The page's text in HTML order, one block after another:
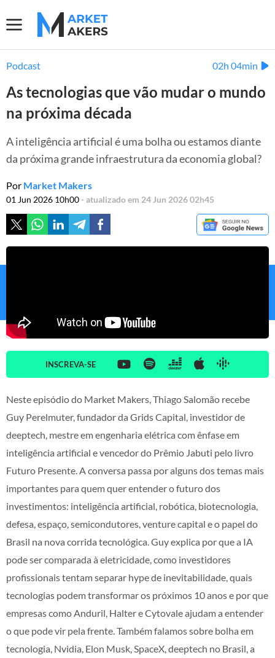
Podcast 02h 04min
As tecnologias que vão mudar o mundo
na próxima década
A inteligência artificial é uma bolha ou estamos diante
da próxima grande infraestrutura da economia global?
Por Market Makers
01 Jun 2026 10h00- atualizado em 24 Jun 2026 02h45
INSCREVA-SE
Neste episódio do Market Makers, Thiago Salomão recebe
Guy Perelmuter, fundador da Grids Capital, investidor de
deeptech, mestre em engenharia elétrica com ênfase em
inteligência artificial e vencedor do Prêmio Jabuti pelo livro
Futuro Presente. A conversa passa por alguns dos temas mais
importantes para quem quer entender o futuro dos
investimentos: inteligência artificial, robótica, biotecnologia,
defesa, espaço, semicondutores, venture capital e o papel do
Brasil na nova corrida tecnológica. Guy explica por que a IA
pode ser comparada à eletricidade, como investidores
profissionais tentam separar hype de inevitabilidade, quais
tecnologias podem transformar os próximos 10 anos e por que
empresas como Anduril, Halter e Cytovale ajudam a entender
o que pode vir pela frente. Também falamos sobre bolha em
tecnologia, Nvidia, Elon Musk, SpaceX, deeptech no Brasil, a